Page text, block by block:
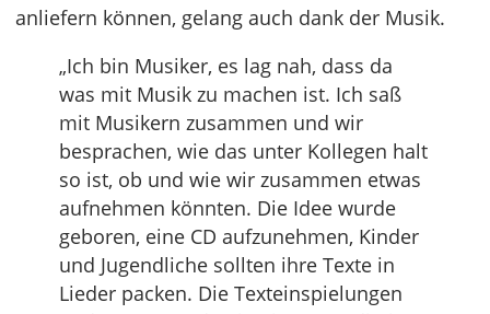
anliefern können, gelang auch dank der Musik.
„Ich bin Musiker, es lag nah, dass da
was mit Musik zu machen ist. Ich saß
mit Musikern zusammen und wir
besprachen, wie das unter Kollegen halt
so ist, ob und wie wir zusammen etwas
aufnehmen könnten. Die Idee wurde
geboren, eine CD aufzunehmen, Kinder
und Jugendliche sollten ihre Texte in
Lieder packen. Die Texteinspielungen